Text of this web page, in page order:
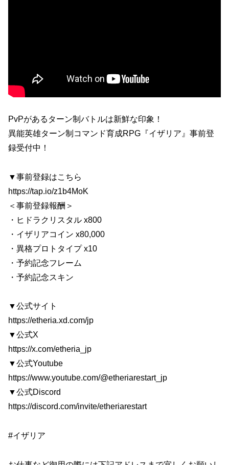
PvPがあるターン制バトルは新鮮な印象！
異能英雄ターン制コマンド育成RPG『イザリア』事前登
録受付中！
▼事前登録はこちら
https://tap.io/z1b4MoK
＜事前登録報酬＞
・ヒドラクリスタル x800
・イザリアコイン x80,000
・異格プロトタイプ x10
・予約記念フレーム
・予約記念スキン
▼公式サイト
https://etheria.xd.com/jp
▼公式X
https://x.com/etheria_jp
▼公式Youtube
https://www.youtube.com/@etheriarestart_jp
▼公式Discord
https://discord.com/invite/etheriarestart
#イザリア